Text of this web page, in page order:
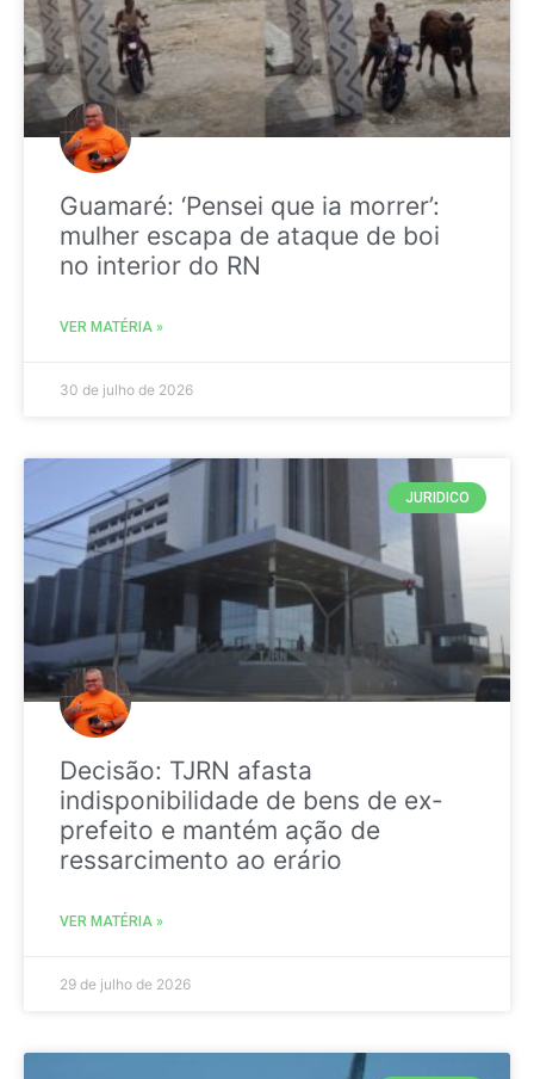
Guamaré: ‘Pensei que ia morrer’:
mulher escapa de ataque de boi
no interior do RN
VER MATÉRIA »
30 de julho de 2026
JURIDICO
Decisão: TJRN afasta
indisponibilidade de bens de ex-
prefeito e mantém ação de
ressarcimento ao erário
VER MATÉRIA »
29 de julho de 2026